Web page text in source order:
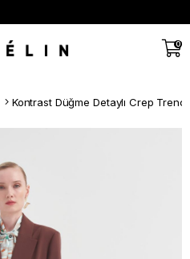
0
Kontrast Düğme Detaylı Crep